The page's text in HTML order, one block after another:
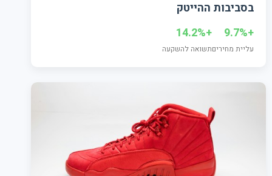
בסביבות ההייטק
+9.7%
עליית מחירים
+14.2%
תשואה להשקעה